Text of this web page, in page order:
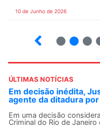
10 de Junho de 2026
ÚLTIMAS NOTÍCIAS
Em decisão inédita,
agente da ditadura
Em uma decisão
Criminal do Rio de Janeiro